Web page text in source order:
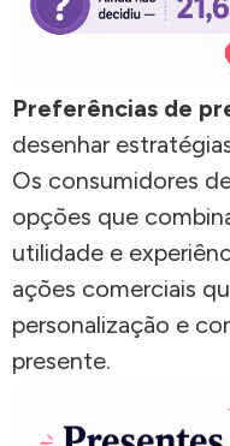
Preferências de
desenhar
Os consumidores
opções que
utilidade e
ações comerciais
personalização e
presente.